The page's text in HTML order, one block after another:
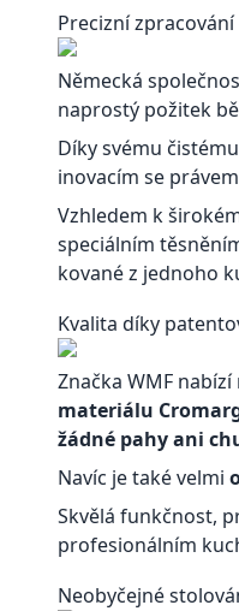
Precizní
Německá
naprostý požitek
Díky svému
inovacím se
Vzhledem k
speciálním
kované z jednoho
Kvalita díky
Značka WMF
materiálu
žádné pahy ani
Navíc je také velmi
Skvělá funkčnost,
profesionálním
Neobyčejné